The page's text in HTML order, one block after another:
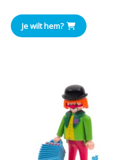
Je wilt hem?